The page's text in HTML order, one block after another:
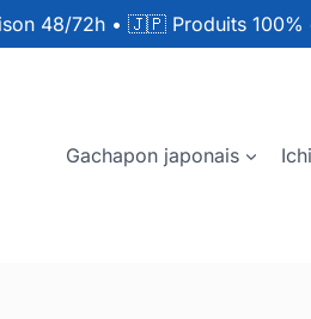
48/72h • 🇯🇵 Produits 100%
Gachapon japonais